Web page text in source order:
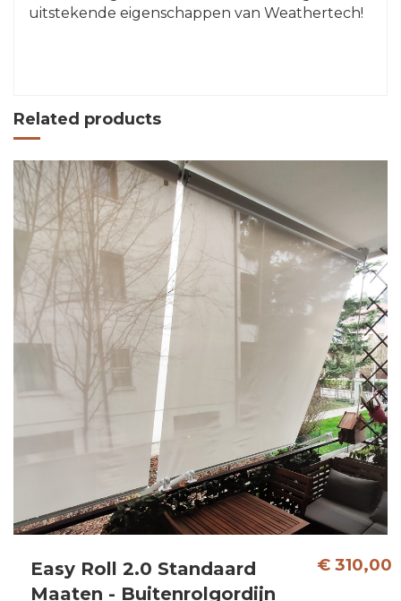
uitstekende eigenschappen van Weathertech!
Related products
Easy Roll 2.0 Standaard
Maaten - Buitenrolgordijn
€ 310,00